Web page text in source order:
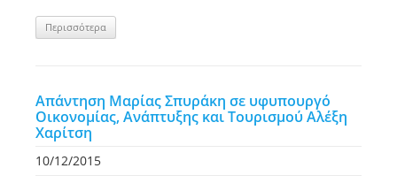
Περισσότερα
Απάντηση Μαρίας Σπυράκη σε υφυπουργό
Οικονομίας, Ανάπτυξης και Τουρισμού Αλέξη
Χαρίτση
10/12/2015